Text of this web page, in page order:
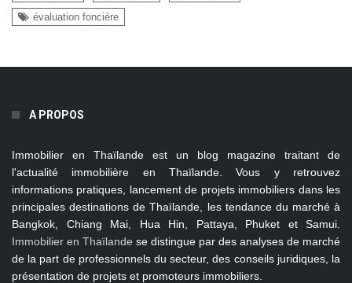
évaluation foncière
A PROPOS
Immobilier en Thaïlande est un blog magazine traitant de
l'actualité immobilière en Thaïlande. Vous y retrouvez
informations pratiques, lancement de projets immobiliers dans les
principales destinations de Thaïlande, les tendance du marché à
Bangkok, Chiang Mai, Hua Hin, Pattaya, Phuket et Samui
Immobilier en Thaïlande se distingue par des analyses de marché
de la part de professionnels du secteur, des conseils juridiques, la
présentation de projets et promoteurs immobiliers.